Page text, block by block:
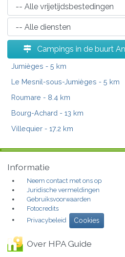
Campings in de buurt
Jumièges - 5 km
Le Mesnil-sous-Jumièges - 5 km
Roumare - 8.4 km
Bourg-Achard - 13 km
Villequier - 17.2 km
Informatie
Neem contact met ons op
Juridische vermeldingen
Gebruiksvoorwaarden
Fotocredits
Privacybeleid
Cookies
Over HPA Guide